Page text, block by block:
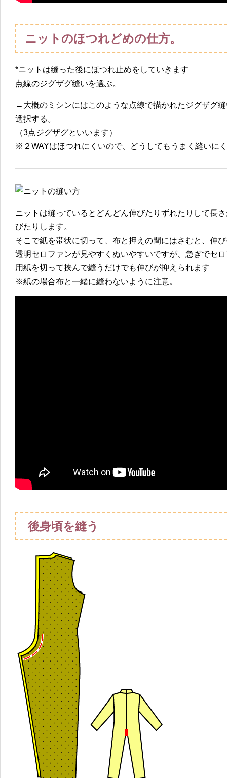
ニットのほつれどめの仕方。
*ニットは縫った後にほつれ止めをしていきます
点線のジグザグ縫いを選ぶ。
←大概のミシンにはこのような点線で描かれたジグザグ
選択する。
（3点ジグザグといいます）
※２WAYはほつれにくいので、どうしてもうまく縫いに
ニットは縫っているとどんどん伸びたりずれたりして長
びたりします。
そこで紙を帯状に切って、布と押えの間にはさむと、伸
透明セロファンが見やすくぬいやすいですが、急ぎでセ
用紙を切って挟んで縫うだけでも伸びが抑えられます
※紙の場合布と一緒に縫わないように注意。
後身頃を縫う